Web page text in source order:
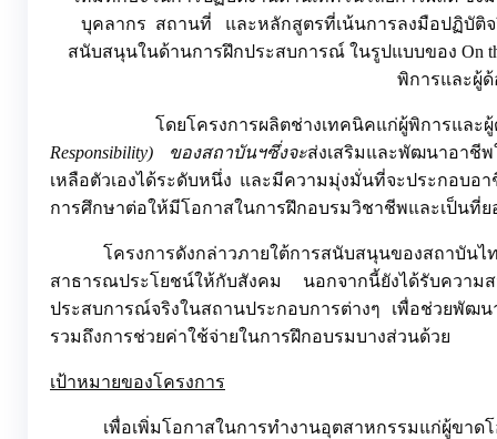
บุคลากร สถานที่
และหลักสูตรที่เน้นการลงมือปฏิบั
สนับสนุนในด้านการฝึกประสบการณ์ ในรูปแบบของ On
พิการและผู้ด้
โดยโครงการผลิตช่างเทคนิคแก่ผู้พิการและผู้ด้อ
Responsibility)
ของสถาบันฯซึ่งจะส่งเสริมและพัฒนาอาชี
เหลือตัวเองได้ระดับหนึ่ง และมีความมุ่งมั่นที่จะประกอบ
การศึกษาต่อให้มีโอกาสในการฝึกอบรมวิชาชีพและเป็น
โครงการดังกล่าวภายใต้การสนับสนุนของ
สาธารณประโยชน์ให้กับสังคม นอกจากนี้ยังได้รับความ
ประสบการณ์จริงในสถานประกอบการต่างๆ เพื่อช่วยพัฒ
รวมถึงการช่วยค่าใช้จ่ายในการฝึกอบรมบางส่วนด้วย
เป้าหมายของโครงการ
เพื่อเพิ่มโอกาสในการทำงานอุตสาหกรรมแก่ผู้ขาด